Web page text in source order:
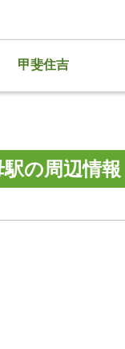
甲斐住吉
駅の周辺情報